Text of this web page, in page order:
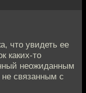
что увидеть ее
каких-то
неожиданным
связанным с